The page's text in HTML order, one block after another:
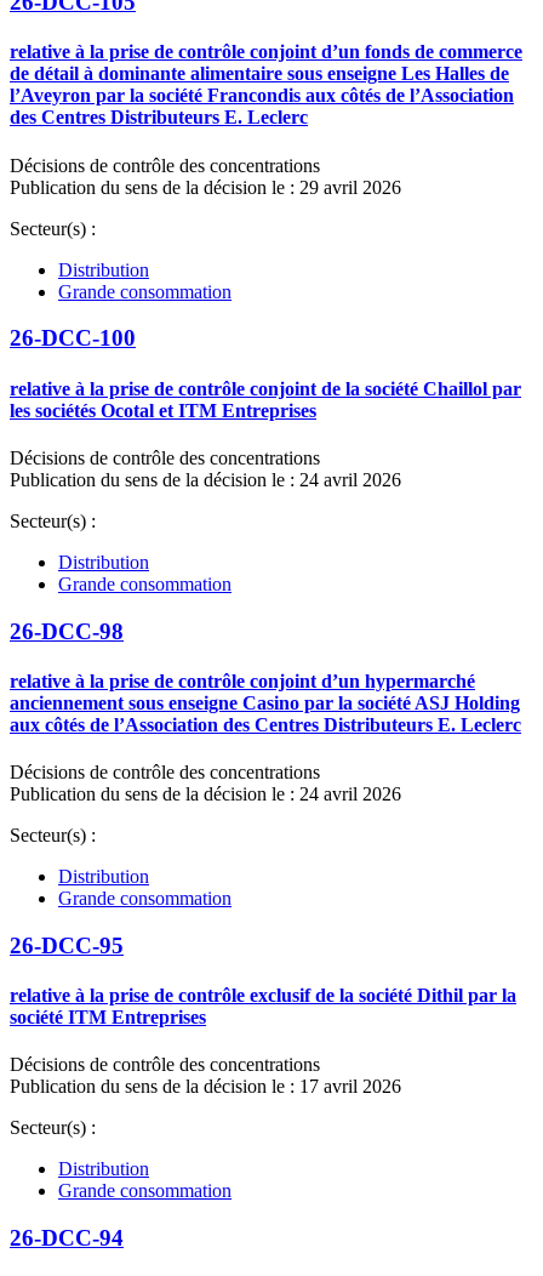
relative à la prise de contrôle conjoint d’un fonds de commerce
de détail à dominante alimentaire sous enseigne Les Halles de
l’Aveyron par la société Francondis aux côtés de l’Association
des Centres Distributeurs E. Leclerc
Décisions de contrôle des concentrations
Publication du sens de la décision le : 29 avril 2026
Secteur(s) :
Distribution
Grande consommation
26-DCC-100
relative à la prise de contrôle conjoint de la société Chaillol par
les sociétés Ocotal et ITM Entreprises
Décisions de contrôle des concentrations
Publication du sens de la décision le : 24 avril 2026
Secteur(s) :
Distribution
Grande consommation
26-DCC-98
relative à la prise de contrôle conjoint d’un hypermarché
anciennement sous enseigne Casino par la société ASJ Holding
aux côtés de l’Association des Centres Distributeurs E. Leclerc
Décisions de contrôle des concentrations
Publication du sens de la décision le : 24 avril 2026
Secteur(s) :
Distribution
Grande consommation
26-DCC-95
relative à la prise de contrôle exclusif de la société Dithil par la
société ITM Entreprises
Décisions de contrôle des concentrations
Publication du sens de la décision le : 17 avril 2026
Secteur(s) :
Distribution
Grande consommation
26-DCC-94